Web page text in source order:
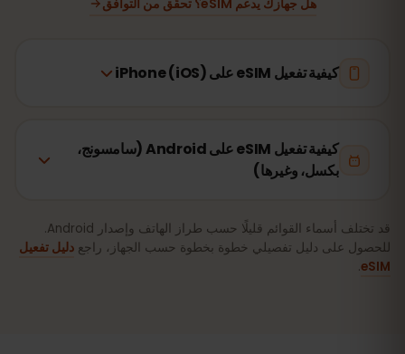
كيفية تفعيل eSIM على iPhone (iOS)
كيفية تفعيل eSIM على Android (سامسونج،
بكسل، وغيرها)
قد تختلف أسماء القوائم قليلًا حسب طراز الهاتف وإصدار Android.
للحصول على دليل تفصيلي خطوة بخطوة حسب الجهاز، راجع دليل تفعيل
eSIM
.